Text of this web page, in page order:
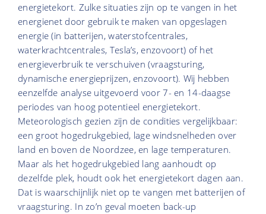
energietekort. Zulke situaties zijn op te vangen in het
energienet door gebruik te maken van opgeslagen
energie (in batterijen, waterstofcentrales,
waterkrachtcentrales, Tesla’s, enzovoort) of het
energieverbruik te verschuiven (vraagsturing,
dynamische energieprijzen, enzovoort). Wij hebben
eenzelfde analyse uitgevoerd voor 7- en 14-daagse
periodes van hoog potentieel energietekort.
Meteorologisch gezien zijn de condities vergelijkbaar:
een groot hogedrukgebied, lage windsnelheden over
land en boven de Noordzee, en lage temperaturen.
Maar als het hogedrukgebied lang aanhoudt op
dezelfde plek, houdt ook het energietekort dagen aan.
Dat is waarschijnlijk niet op te vangen met batterijen of
vraagsturing. In zo’n geval moeten back-up